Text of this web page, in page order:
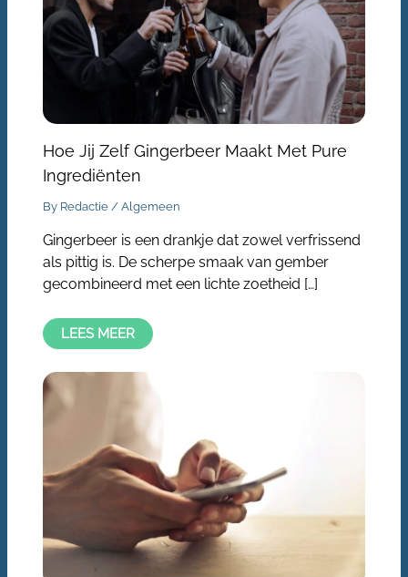
Hoe Jij Zelf Gingerbeer Maakt Met Pure
Ingrediënten
By Redactie /Algemeen
Gingerbeer is een drankje dat zowel verfrissend
als pittig is. De scherpe smaak van gember
gecombineerd met een lichte zoetheid […]
LEES MEER